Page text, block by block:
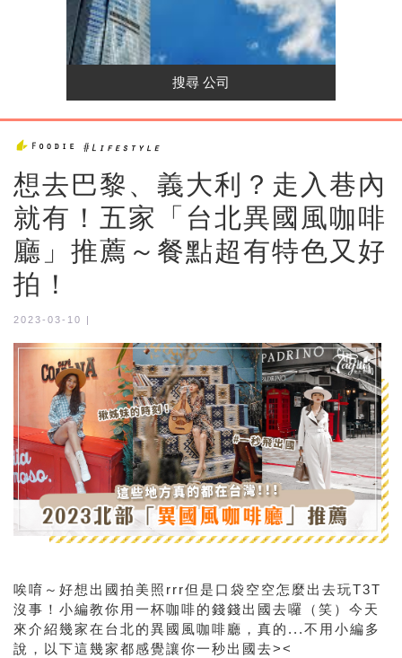
想去巴黎、義大利？走入巷內
就有！五家「台北異國風咖啡
廳」推薦～餐點超有特色又好
拍！
2023-03-10 |
唉唷～好想出國拍美照rrr但是口袋空空怎麼出去玩T3T
沒事！小編教你用一杯咖啡的錢錢出國去囉（笑）今天
來介紹幾家在台北的異國風咖啡廳，真的...不用小編多
說，以下這幾家都感覺讓你一秒出國去><